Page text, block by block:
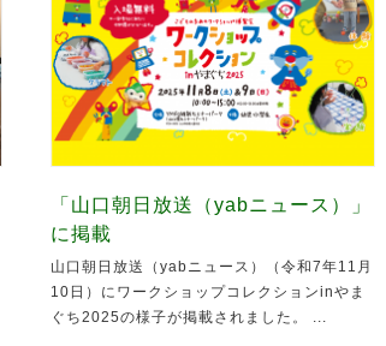
「山口朝日放送（yabニュース）」
に掲載
山口朝日放送（yabニュース）（令和7年11月
10日）にワークショップコレクションinやま
ぐち2025の様子が掲載されました。 ...